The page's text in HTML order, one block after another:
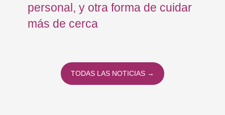
personal, y otra forma de cuidar
más de cerca
TODAS LAS NOTICIAS →